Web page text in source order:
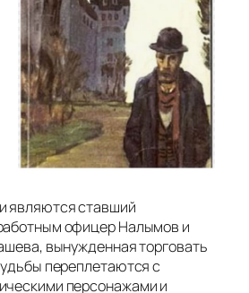
являются ставший
офицер Налымов и
вынужденная торговать
переплетаются с
персонажами и